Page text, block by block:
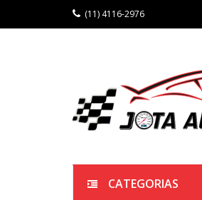
(11) 4116-2976
CATEGORIAS